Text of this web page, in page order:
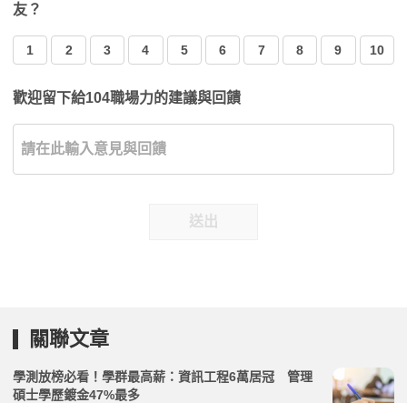
友？
1 2 3 4 5 6 7 8 9 10
歡迎留下給104職場力的建議與回饋
送出
關聯文章
學測放榜必看！學群最高薪：資訊工程6萬居冠 管理
碩士學歷鍍金47%最多